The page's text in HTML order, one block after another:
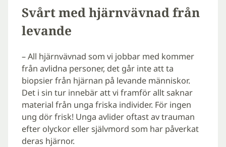
Svårt med hjärnvävnad från
levande
– All hjärnvävnad som vi jobbar med kommer
från avlidna personer, det går inte att ta
biopsier från hjärnan på levande människor.
Det i sin tur innebär att vi framför allt saknar
material från unga friska individer. För ingen
ung dör frisk! Unga avlider oftast av trauman
efter olyckor eller självmord som har påverkat
deras hjärnor.